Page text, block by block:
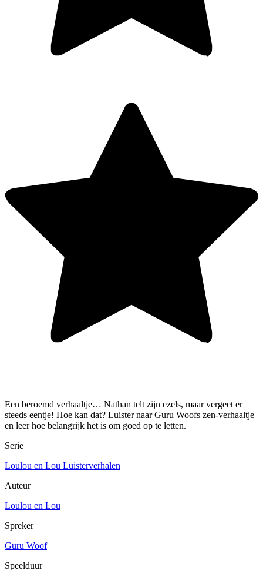
Een beroemd verhaaltje… Nathan telt zijn ezels, maar vergeet er
steeds eentje! Hoe kan dat? Luister naar Guru Woofs zen-verhaaltje
en leer hoe belangrijk het is om goed op te letten.
Serie
Loulou en Lou Luisterverhalen
Auteur
Loulou en Lou
Spreker
Guru Woof
Speelduur